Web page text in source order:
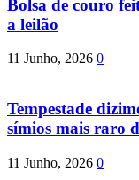
Bolsa de couro
a leilão
11 Junho, 2026 0
Tempestade
símios mais raro
11 Junho, 2026 0